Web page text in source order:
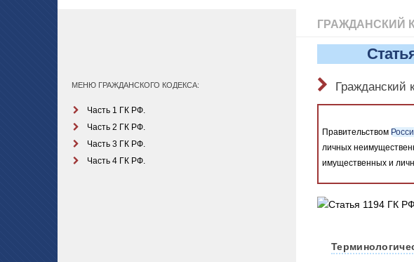
ГРАЖДАНСКИЙ
Гражданский
Правительством
личных
имущественных и
МЕНЮ ГРАЖДАНСКОГО КОДЕКСА:
Часть 1 ГК РФ.
Часть 2 ГК РФ.
Часть 3 ГК РФ.
Часть 4 ГК РФ.